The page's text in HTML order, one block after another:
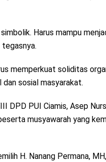
Harus mampu
tegasnya.
memperkuat soliditas
sosial masyarakat.
DPD PUI Ciamis, Asep
musyawarah yang
H. Nanang Permana,